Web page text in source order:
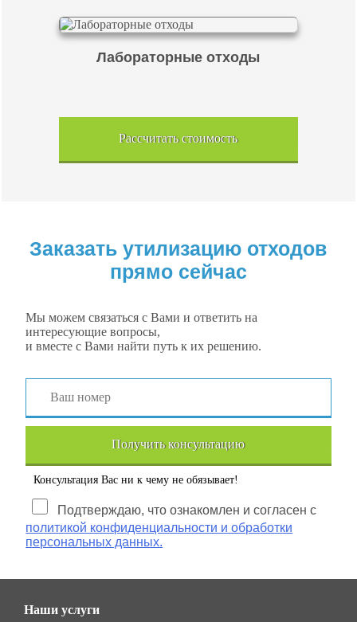
Лабораторные отходы
Рассчитать стоимость
Заказать утилизацию отходов
прямо сейчас
Мы можем связаться с Вами и ответить на
интересующие вопросы,
и вместе с Вами найти путь к их решению.
Получить консультацию
Консультация Вас ни к чему не обязывает!
Подтверждаю, что ознакомлен и согласен с
политикой конфиденциальности и обработки
персональных данных.
Наши услуги